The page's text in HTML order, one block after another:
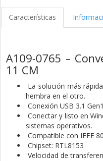
Características
A109-0765 –
11 CM
La solución más
hembra en el otro.
Conexión USB 3.1
Conectar y listo en
sistemas operativos.
Compatible con IEEE
Chipset: RTL8153
Velocidad de